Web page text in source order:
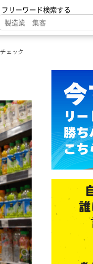
リーワード検索する
ェック